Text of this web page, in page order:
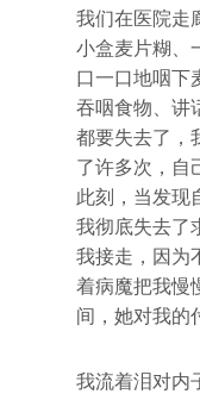
我们在医院走
小盒麦片糊、
口一口地咽下
吞咽食物、讲
都要失去了，
了许多次，自
此刻，当发现
我彻底失去了
我接走，因为
着病魔把我慢
间，她对我的
我流着泪对内